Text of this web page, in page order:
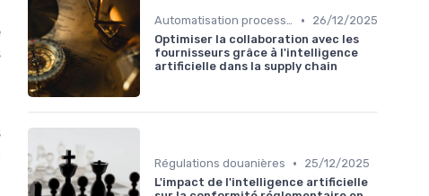
Automatisation processus •
26/12/2025
Optimiser la collaboration avec les
fournisseurs grâce à l'intelligence
artificielle dans la supply chain
Régulations douanières •
25/12/2025
L'impact de l'intelligence artificielle